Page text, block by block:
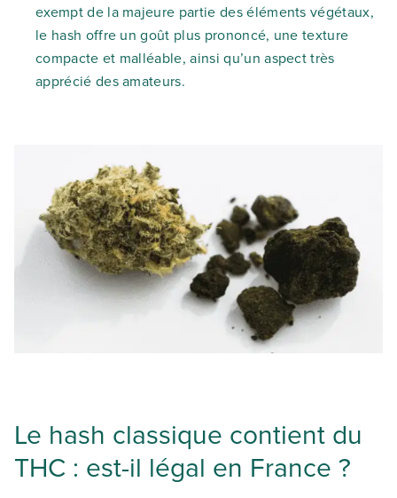
exempt de la majeure partie des éléments végétaux,
le hash offre un goût plus prononcé, une texture
compacte et malléable, ainsi qu’un aspect très
apprécié des amateurs.
Le hash classique contient du
THC : est-il légal en France ?